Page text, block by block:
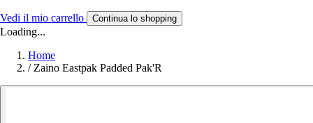
Vedi il mio carrello Continua lo shopping
Loading...
Home
/ Zaino Eastpak Padded Pak'R